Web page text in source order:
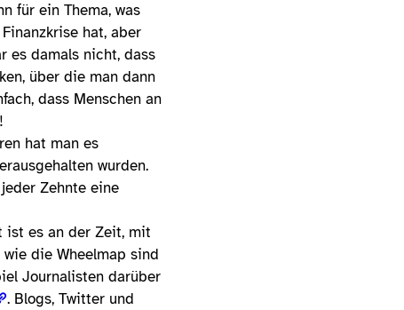
für ein Thema, was
hat, aber
es damals nicht, dass
über die man dann
dass Menschen an
hat man es
wurden.
Zehnte eine
ist es an der Zeit, mit
die Wheelmap sind
Journalisten darüber
. Blogs, Twitter und